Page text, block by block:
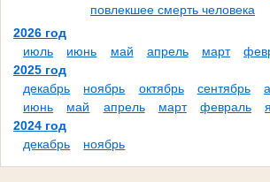
повлекшее смерть человека
2026 год
июль
июнь май апрель март
2025 год
декабрь
ноябрь октябрь сентябрь
июнь
май апрель март февраль
2024 год
декабрь
ноябрь